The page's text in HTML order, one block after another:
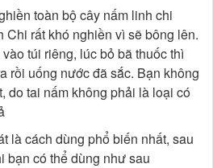
toàn bộ cây nấm linh chi
Chi rất khó nghiền vì sẽ bông lên.
túi riêng, lúc bỏ bã thuốc thì
rồi uống nước đã sắc. Bạn không
do tai nấm không phải là loại có
là cách dùng phổ biến nhất, sau
bạn có thể dùng như sau